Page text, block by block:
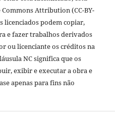
Attribution (CC-BY-
licenciados podem copiar,
e fazer trabalhos derivados
ou licenciante os créditos na
NC significa que os
exibir e executar a obra e
apenas para fins não